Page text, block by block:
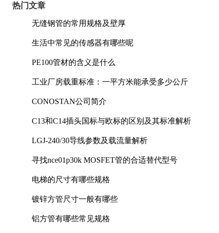
热门文章
无缝钢管的常用规格及壁厚
生活中常见的传感器有哪些呢
PE100管材的含义是什么
工业厂房载重标准：一平方米能承受多少公斤
CONOSTAN公司简介
C13和C14插头国标与欧标的区别及其标准解析
LGJ-240/30导线参数及载流量解析
寻找nce01p30k MOSFET管的合适替代型号
电梯的尺寸有哪些规格
镀锌方管尺寸一般有哪些
铝方管有哪些常见规格